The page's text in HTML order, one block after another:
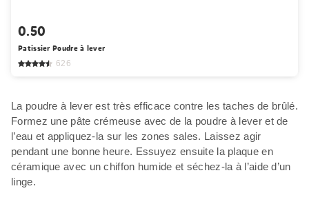
0.50
Patissier Poudre à lever
626
La poudre à lever est très efficace contre les taches de brûlé.
Formez une pâte crémeuse avec de la poudre à lever et de
l’eau et appliquez-la sur les zones sales. Laissez agir
pendant une bonne heure. Essuyez ensuite la plaque en
céramique avec un chiffon humide et séchez-la à l’aide d’un
linge.